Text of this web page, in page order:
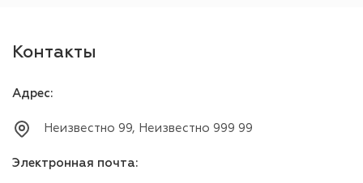
Контакты
Адрес:
Неизвестно 99, Неизвестно 999 99
Электронная почта: